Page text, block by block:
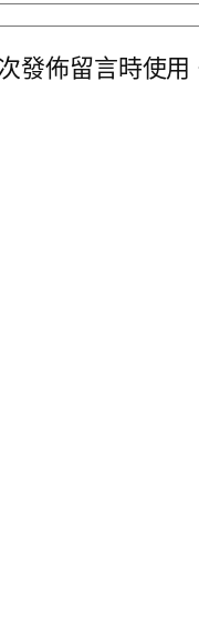
發佈留言時使用